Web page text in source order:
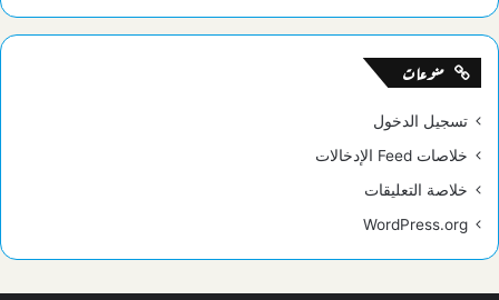
منوعات
تسجيل الدخول
خلاصات Feed الإدخالات
خلاصة التعليقات
WordPress.org